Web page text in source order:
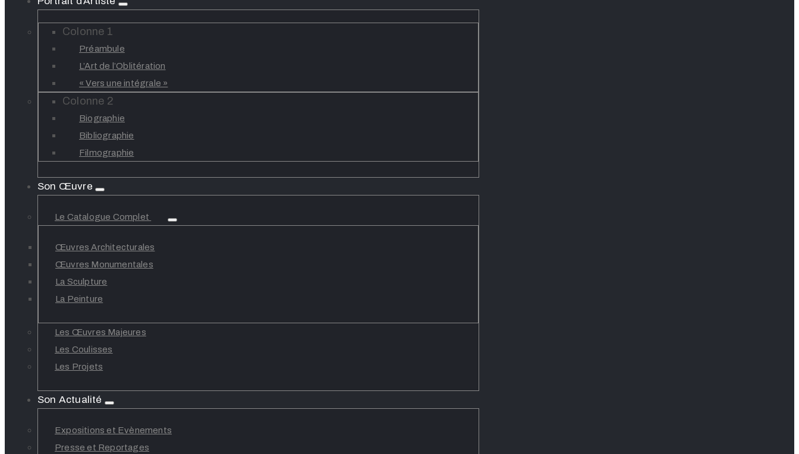
Colonne 1
Préambule
L’Art de l’Oblitération
« Vers une intégrale »
Colonne 2
Biographie
Bibliographie
Filmographie
Son Œuvre
Le Catalogue Complet
Œuvres Architecturales
Œuvres Monumentales
La Sculpture
La Peinture
Les Œuvres Majeures
Les Coulisses
Les Projets
Son Actualité
Expositions et Evènements
Presse et Reportages